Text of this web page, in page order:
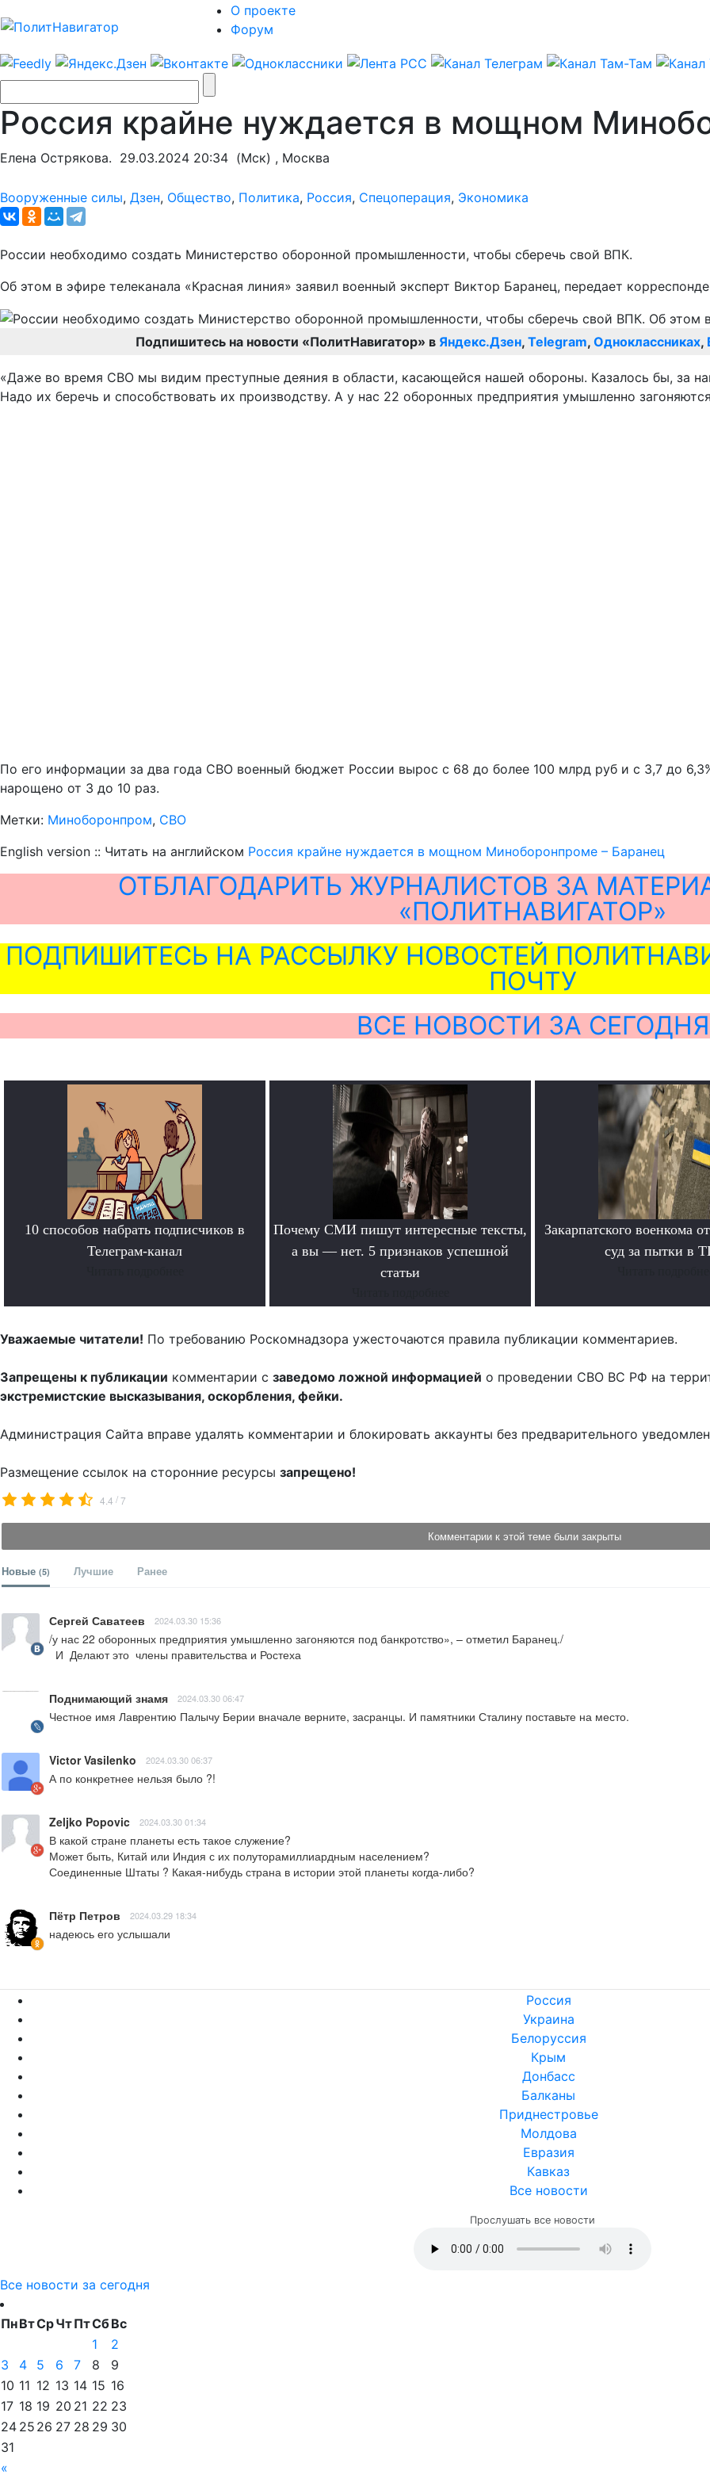
О проекте
Форум
Россия крайне нуждается в мощном
Елена Острякова. 29.03.2024 20:34 (Мск) , Москва
Вооруженные силы, Дзен, Общество, Политика, Россия, Спецоперация, Экономика
России необходимо создать Министерство оборонной промышленности, чтобы сберечь свой ВПК.
Об этом в эфире телеканала «Красная линия» заявил военный эксперт Виктор Баранец, передает
Подпишитесь на новости «ПолитНавигатор» в Яндекс.Дзен, Telegram, Одноклассниках,
«Даже во время СВО мы видим преступные деяния в области, касающейся нашей обороны. Казалось бы, за
Надо их беречь и способствовать их производству. А у нас 22 оборонных предприятия умышленно
По его информации за два года СВО военный бюджет России вырос с 68 до более 100 млрд руб и с 3,7 до
нарощено от 3 до 10 раз.
Метки: Миноборонпром, СВО
English version :: Читать на английском Россия крайне нуждается в мощном Миноборонпроме – Баранец
ОТБЛАГОДАРИТЬ ЖУРНАЛИСТОВ ЗА
«ПОЛИТНАВИГАТОР»
ПОДПИШИТЕСЬ НА РАССЫЛКУ НОВОСТЕЙ
ПОЧТУ
ВСЕ НОВОСТИ ЗА СЕГОДНЯ
10 способов набрать подписчиков в
Телеграм-канал
Почему СМИ пишут интересные тексты,
а вы — нет. 5 признаков успешной
статьи
Закарпатского военкома
суд за пытки в
Уважаемые читатели! По требованию Роскомнадзора ужесточаются правила публикации комментариев.
Запрещены к публикации комментарии с заведомо ложной информацией о проведении СВО ВС РФ на
экстремистские высказывания, оскорбления, фейки.
Администрация Сайта вправе удалять комментарии и блокировать аккаунты без предварительного
Размещение ссылок на сторонние ресурсы запрещено!
4.4 /7
Комментарии к этой теме были закрыты
Новые (5) Лучшие Ранее
Сергей Саватеев 2024.03.30 15:36
/у нас 22 оборонных предприятия умышленно загоняются под банкротство», – отметил Баранец./
  И  Делают это  члены правительства и Ростеха
Поднимающий знамя 2024.03.30 06:47
Честное имя Лаврентию Палычу Берии вначале верните, засранцы. И памятники Сталину поставьте на место.
Victor Vasilenko 2024.03.30 06:37
А по конкретнее нельзя было ?!
Zeljko Popovic 2024.03.30 01:34
В какой стране планеты есть такое служение?
Может быть, Китай или Индия с их полуторамиллиардным населением?
Соединенные Штаты ? Какая-нибудь страна в истории этой планеты когда-либо?
Пётр Петров 2024.03.29 18:34
надеюсь его услышали
Россия
Украина
Белоруссия
Крым
Донбасс
Балканы
Приднестровье
Молдова
Евразия
Кавказ
Все новости
Прослушать все новости
Все новости за сегодня
ПнВтСрЧтПтСбВс
«
1
2
3
4 5 6 7 8
9
10 11 12 13 14 15 16
17 18 19 20 21 22 23
24 25 26 27 28 29 30
31